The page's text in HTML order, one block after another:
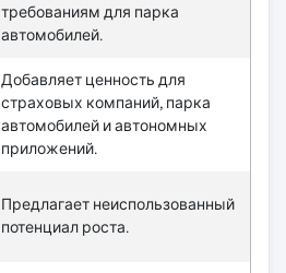
требованиям для парка
автомобилей.
Добавляет ценность для
страховых компаний, парка
автомобилей и автономных
приложений.
Предлагает неиспользованный
потенциал роста.